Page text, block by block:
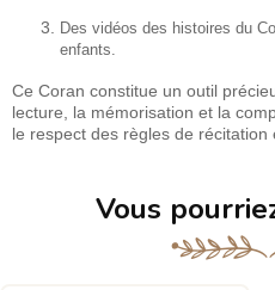
Des vidéos des histoires du
enfants.
Ce Coran constitue un outil
lecture, la mémorisation et la
le respect des règles de récitation
Vous